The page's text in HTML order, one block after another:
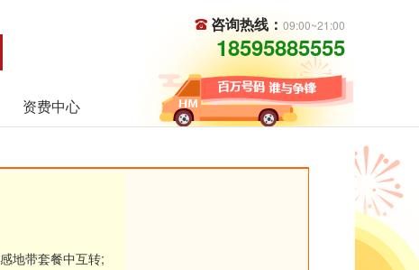
咨询热线： 09:00~21:00
18595885555
资费中心
地带套餐中互转;